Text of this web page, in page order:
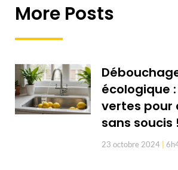
More Posts
écologique
vertes pour
sans soucis !
23 octobre 2024